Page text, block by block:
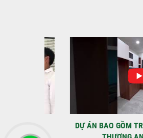
DỰ ÁN BAO GỒM TRỆT, 3